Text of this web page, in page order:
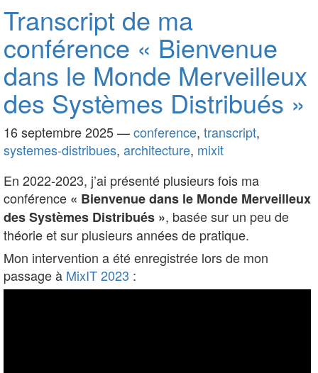
Transcript de ma
conférence « Bienvenue
dans le Monde Merveilleux
des Systèmes Distribués »
16 septembre 2025—conference, transcript,
systemes-distribues, architecture, mixit
En 2022-2023, j’ai présenté plusieurs fois ma
conférence « Bienvenue dans le Monde Merveilleux
des Systèmes Distribués », basée sur un peu de
théorie et sur plusieurs années de pratique.
Mon intervention a été enregistrée lors de mon
passage à MixIT 2023 :